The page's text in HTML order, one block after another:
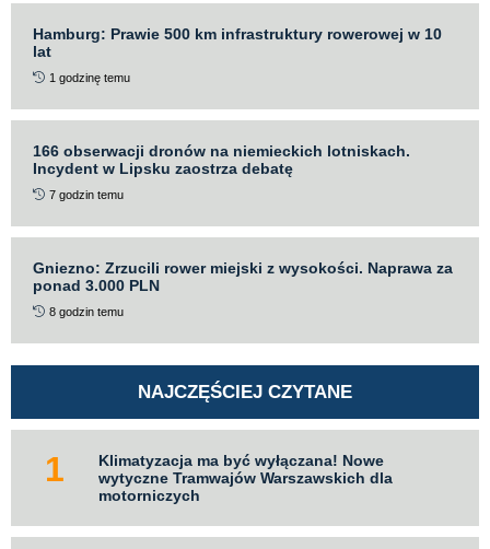
Hamburg: Prawie 500 km infrastruktury rowerowej w 10
lat
1 godzinę temu
166 obserwacji dronów na niemieckich lotniskach.
Incydent w Lipsku zaostrza debatę
7 godzin temu
Gniezno: Zrzucili rower miejski z wysokości. Naprawa za
ponad 3.000 PLN
8 godzin temu
NAJCZĘŚCIEJ CZYTANE
Klimatyzacja ma być wyłączana! Nowe
wytyczne Tramwajów Warszawskich dla
motorniczych